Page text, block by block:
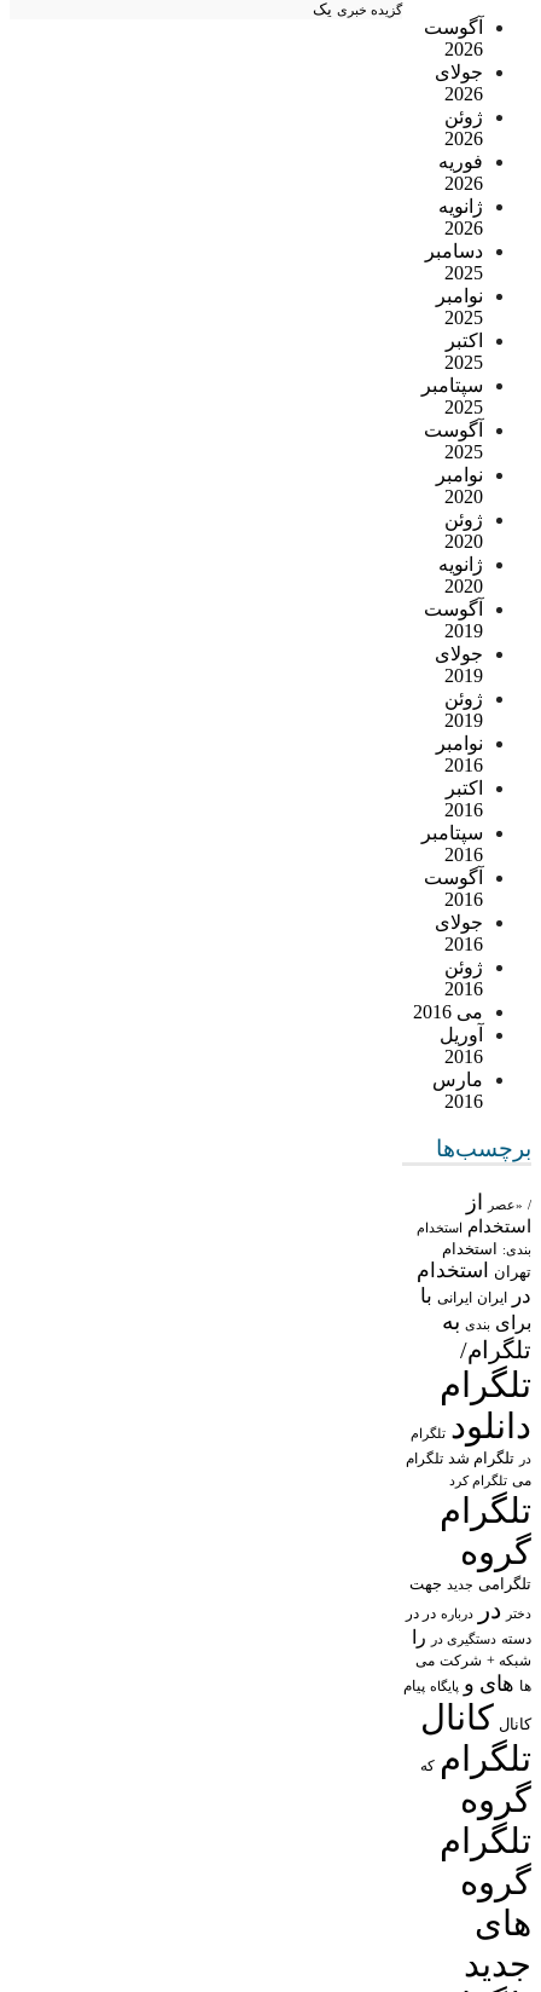
آگوست
2026
جولای
2026
ژوئن
2026
فوریه
2026
ژانویه
2026
دسامبر
2025
نوامبر
2025
اکتبر
2025
سپتامبر
2025
آگوست
2025
نوامبر
2020
ژوئن
2020
ژانویه
2020
آگوست
2019
جولای
2019
ژوئن
2019
نوامبر
2016
اکتبر
2016
سپتامبر
2016
آگوست
2016
جولای
2016
ژوئن
2016
می 2016
آوریل
2016
مارس
2016
برچسب‌ها
/ «عصر از
استخدام استخدام
بندی: استخدام
تهران
استخدام
در
ایران ایرانی با
برای بندی به
تلگرام/
تلگرام
دانلود تلگرام
در تلگرام شد تلگرام
می تلگرام کرد
تلگرام
گروه
تلگرامی جدید جهت
دختر در درباره در در
دسته دستگیری در را
شبکه + شرکت می
ها های و پایگاه پیام
کانال کانال
تلگرام که
گروه
تلگرام
گروه
های
جدید
گزیده خبری یک